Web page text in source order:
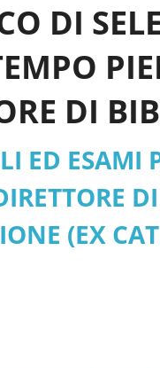
DI
DI
2026
ED ESAMI
(EX